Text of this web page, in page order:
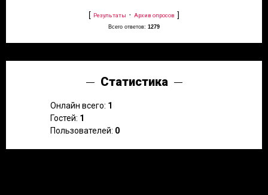
[ Результаты · Архив опросов ]
Всего ответов: 1279
Статистика
Онлайн всего: 1
Гостей: 1
Пользователей: 0